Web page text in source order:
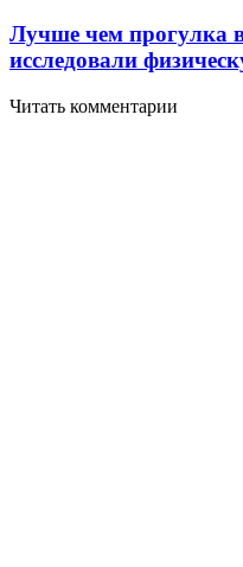
Лучше чем прогулка
исследовали
Читать комментарии